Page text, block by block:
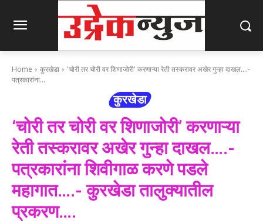
Home कुरखेडा
'चोरी तर चोरी वर शिणाजोरी' करणाऱ्या रेती तस्करावर अखेर गुन्हा दाखल....-
पत्रकारांना...
कुरखेडा
‘चोरी तर चोरी वर शिणाजोरी’ करणाऱ्या
रेती तस्करावर अखेर गुन्हा दाखल….-
पत्रकारांना शिवीगाळ करणे पडले
महागात….- कुरखेडा तालुक्यातील
प्रकरण….